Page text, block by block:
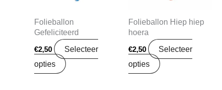
Folieballon
Gefeliciteerd
€2,50
Selecteer
opties
Folieballon Hiep hiep
hoera
€2,50
Selecteer
opties